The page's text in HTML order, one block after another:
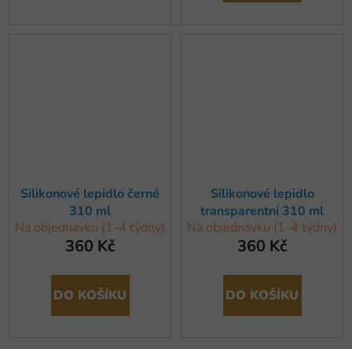
Silikonové lepidlo černé
310 ml
Na objednávku (1-4 týdny)
360 Kč
DO KOŠÍKU
Silikonové lepidlo
transparentní 310 ml
Na objednávku (1-4 týdny)
360 Kč
DO KOŠÍKU